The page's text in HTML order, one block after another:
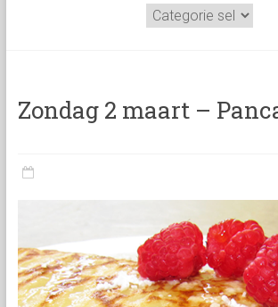
Zoek
op
Zondag 2 maart –